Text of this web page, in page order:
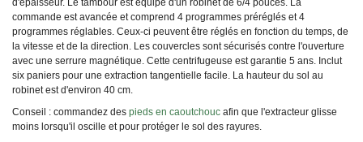
d'épaisseur. Le tambour est équipé d'un robinet de 6/4 pouces. La
commande est avancée et comprend 4 programmes préréglés et 4
programmes réglables. Ceux-ci peuvent être réglés en fonction du temps, de
la vitesse et de la direction. Les couvercles sont sécurisés contre l'ouverture
avec une serrure magnétique. Cette centrifugeuse est garantie 5 ans. Inclut
six paniers pour une extraction tangentielle facile. La hauteur du sol au
robinet est d'environ 40 cm.
Conseil : commandez des pieds en caoutchouc afin que l'extracteur glisse
moins lorsqu'il oscille et pour protéger le sol des rayures.